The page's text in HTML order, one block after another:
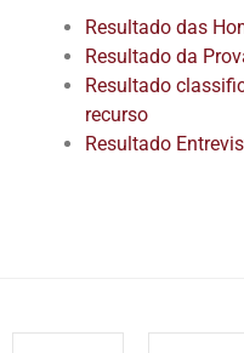
Resultado das
Resultado da
Resultado
recurso
Resultado